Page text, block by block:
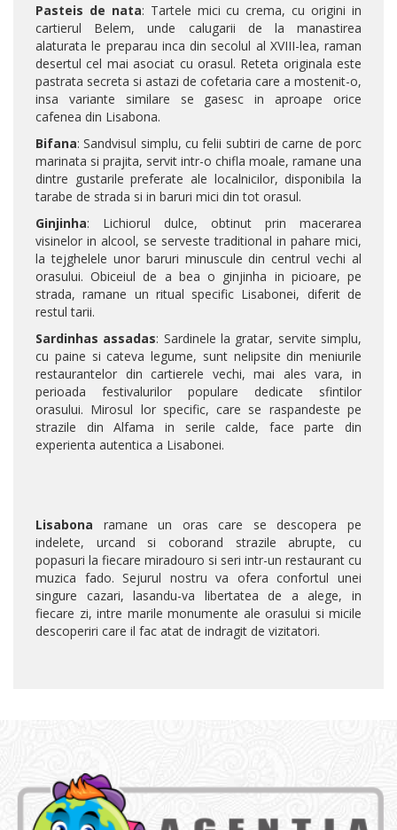
Pasteis de nata: Tartele mici cu crema, cu origini in
cartierul Belem, unde calugarii de la manastirea
alaturata le preparau inca din secolul al XVIII-lea, raman
desertul cel mai asociat cu orasul. Reteta originala este
pastrata secreta si astazi de cofetaria care a mostenit-o,
insa variante similare se gasesc in aproape orice
cafenea din Lisabona.
Bifana: Sandvisul simplu, cu felii subtiri de carne de porc
marinata si prajita, servit intr-o chifla moale, ramane una
dintre gustarile preferate ale localnicilor, disponibila la
tarabe de strada si in baruri mici din tot orasul.
Ginjinha: Lichiorul dulce, obtinut prin macerarea
visinelor in alcool, se serveste traditional in pahare mici,
la tejghelele unor baruri minuscule din centrul vechi al
orasului. Obiceiul de a bea o ginjinha in picioare, pe
strada, ramane un ritual specific Lisabonei, diferit de
restul tarii.
Sardinhas assadas: Sardinele la gratar, servite simplu,
cu paine si cateva legume, sunt nelipsite din meniurile
restaurantelor din cartierele vechi, mai ales vara, in
perioada festivalurilor populare dedicate sfintilor
orasului. Mirosul lor specific, care se raspandeste pe
strazile din Alfama in serile calde, face parte din
experienta autentica a Lisabonei.
Lisabona ramane un oras care se descopera pe
indelete, urcand si coborand strazile abrupte, cu
popasuri la fiecare miradouro si seri intr-un restaurant cu
muzica fado. Sejurul nostru va ofera confortul unei
singure cazari, lasandu-va libertatea de a alege, in
fiecare zi, intre marile monumente ale orasului si micile
descoperiri care il fac atat de indragit de vizitatori.